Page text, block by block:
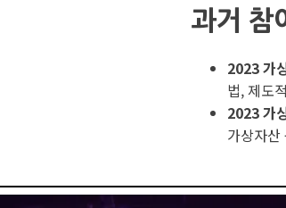
과거 참
2023 가
법, 제도
2023 가
가상자산